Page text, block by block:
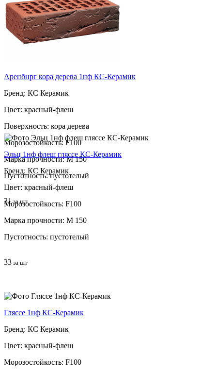
97за шт
Аренбнрг кора дерева 1нф КС-Керамик
Бренд: КС Керамик
Цвет: красный-флеш
Поверхность: кора дерева
Морозостойкость: F100
Марка прочности: М 150
Пустотность: пустотелый
31за шт
Эльц 1нф флеш гляссе КС-Керамик
Бренд: КС Керамик
Цвет: красный-флеш
Морозостойкость: F100
Марка прочности: М 150
Пустотность: пустотелый
33 за шт
Гляссе 1нф КС-Керамик
Бренд: КС Керамик
Цвет: красный-флеш
Морозостойкость: F100